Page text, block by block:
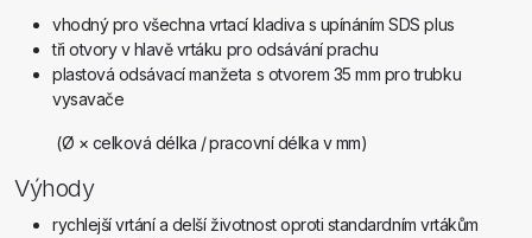
vhodný pro všechna vrtací kladiva s upínáním SDS plus
tři otvory v hlavě vrtáku pro odsávání prachu
plastová odsávací manžeta s otvorem 35 mm pro trubku
vysavače
(Ø × celková délka / pracovní délka v mm)
Výhody
rychlejší vrtání a delší životnost oproti standardním vrtákům